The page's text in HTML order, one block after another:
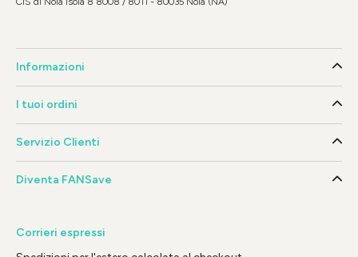
Informazioni
I tuoi ordini
Servizio Clienti
Diventa FANSave
Corrieri espressi